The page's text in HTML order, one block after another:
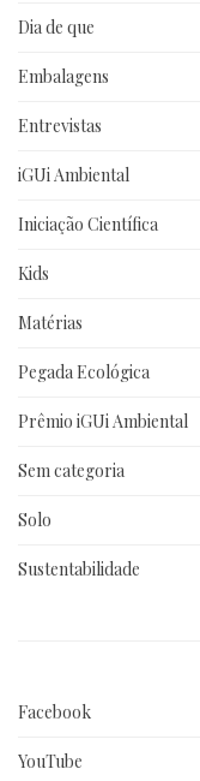
Dia de que
Embalagens
Entrevistas
iGUi Ambiental
Iniciação Científica
Kids
Matérias
Pegada Ecológica
Prêmio iGUi Ambiental
Sem categoria
Solo
Sustentabilidade
Facebook
YouTube